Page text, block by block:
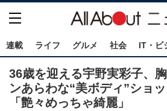
連載 ライフ グルメ 社会 IT・ビ
36歳を迎える宇野実彩子、
ンあらわな“美ボディ”ショッ
「艶々めっちゃ綺麗」